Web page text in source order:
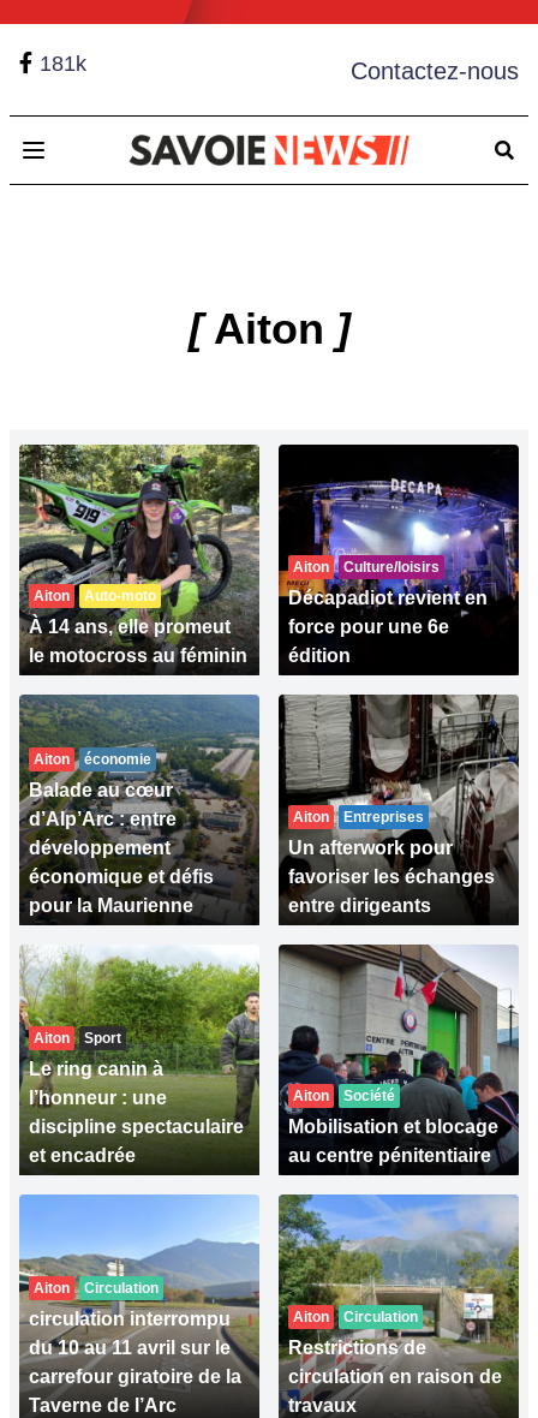
181k Contactez-nous
Open main menu
[Aiton ]
Aiton Auto-moto
À 14 ans, elle promeut
le motocross au féminin
Aiton Culture/loisirs
Décapadiot revient en
force pour une 6e
édition
Aiton économie
Balade au cœur
d’Alp’Arc : entre
développement
économique et défis
pour la Maurienne
Aiton Entreprises
Un afterwork pour
favoriser les échanges
entre dirigeants
Aiton Sport
Le ring canin à
l’honneur : une
discipline spectaculaire
et encadrée
Aiton Société
Mobilisation et blocage
au centre pénitentiaire
Aiton Circulation
circulation interrompu
du 10 au 11 avril sur le
carrefour giratoire de la
Taverne de l’Arc
Aiton Circulation
Restrictions de
circulation en raison de
travaux